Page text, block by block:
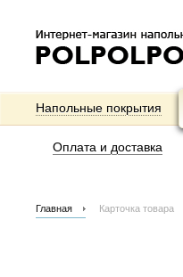
Напольные покрытия
Оплата и доставка
Главная Карточка товара